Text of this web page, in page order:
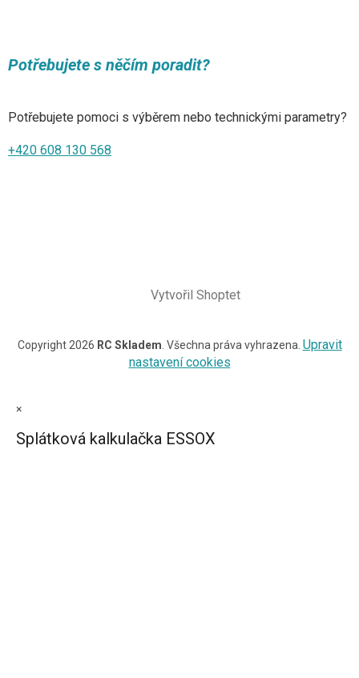
Potřebujete s něčím poradit?
Potřebujete pomoci s výběrem nebo technickými parametry?
+420 608 130 568
Vytvořil Shoptet
Copyright 2026 RC Skladem . Všechna práva vyhrazena. Upravit
nastavení cookies
×
Splátková kalkulačka ESSOX